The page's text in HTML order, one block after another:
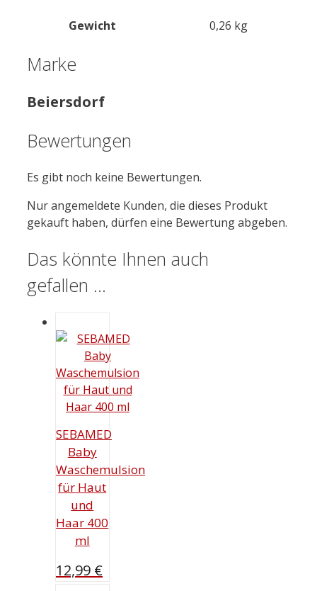
Gewicht 0,26 kg
Marke
Beiersdorf
Bewertungen
Es gibt noch keine Bewertungen.
Nur angemeldete Kunden, die dieses Produkt
gekauft haben, dürfen eine Bewertung abgeben.
Das könnte Ihnen auch
gefallen …
SEBAMED
Baby
Waschemulsion
für Haut
und
Haar 400
ml
12,99 €